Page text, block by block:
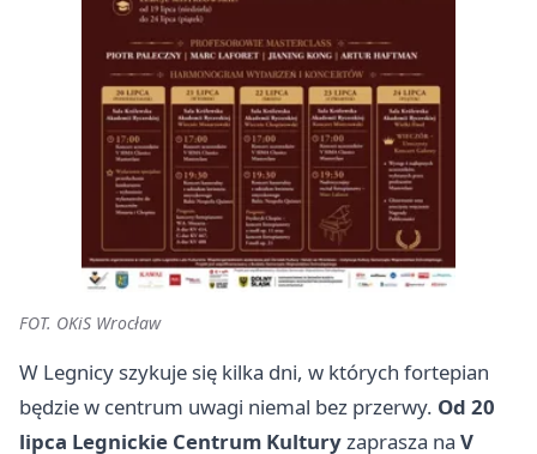
FOT. OKiS Wrocław
W Legnicy szykuje się kilka dni, w których fortepian
będzie w centrum uwagi niemal bez przerwy. Od 20
lipca Legnickie Centrum Kulturyzaprasza na V